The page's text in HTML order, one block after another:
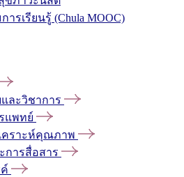
รเรียนรู้ (Chula MOOC)
ละวิชาการ
แพทย์
คราะห์คุณภาพ
การสื่อสาร